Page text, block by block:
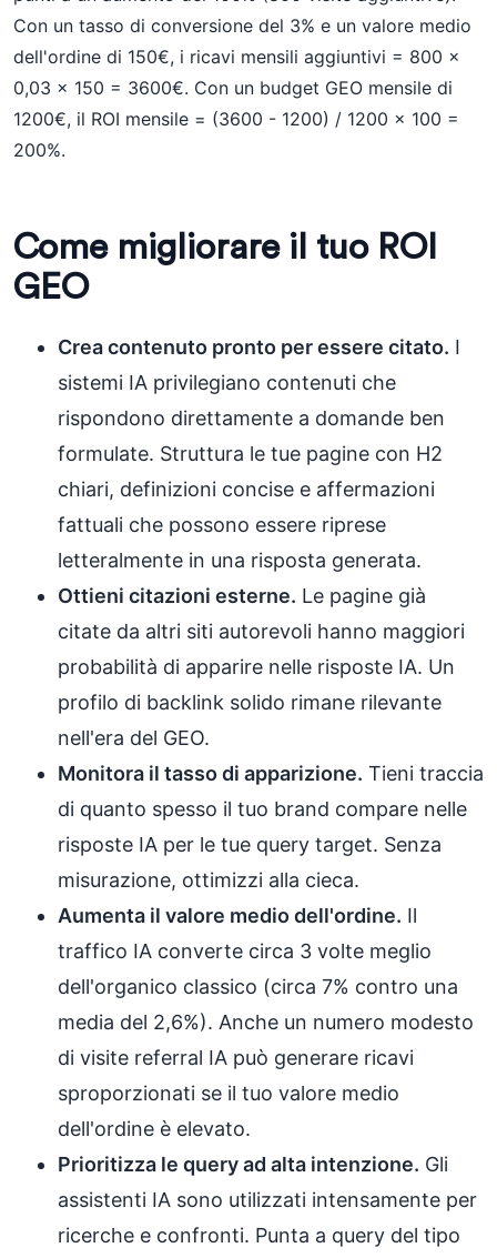
Con un tasso di conversione del 3% e un valore medio
dell'ordine di 150€, i ricavi mensili aggiuntivi = 800 x
0,03 x 150 = 3600€. Con un budget GEO mensile di
1200€, il ROI mensile = (3600 - 1200) / 1200 x 100 =
200%.
Come migliorare il tuo ROI
GEO
Crea contenuto pronto per essere citato. I
sistemi IA privilegiano contenuti che
rispondono direttamente a domande ben
formulate. Struttura le tue pagine con H2
chiari, definizioni concise e affermazioni
fattuali che possono essere riprese
letteralmente in una risposta generata.
Ottieni citazioni esterne. Le pagine già
citate da altri siti autorevoli hanno maggiori
probabilità di apparire nelle risposte IA. Un
profilo di backlink solido rimane rilevante
nell'era del GEO.
Monitora il tasso di apparizione. Tieni traccia
di quanto spesso il tuo brand compare nelle
risposte IA per le tue query target. Senza
misurazione, ottimizzi alla cieca.
Aumenta il valore medio dell'ordine. Il
traffico IA converte circa 3 volte meglio
dell'organico classico (circa 7% contro una
media del 2,6%). Anche un numero modesto
di visite referral IA può generare ricavi
sproporzionati se il tuo valore medio
dell'ordine è elevato.
Prioritizza le query ad alta intenzione. Gli
assistenti IA sono utilizzati intensamente per
ricerche e confronti. Punta a query del tipo